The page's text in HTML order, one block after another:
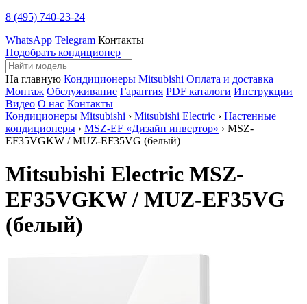
8 (495) 740-23-24
WhatsApp Telegram Контакты
Подобрать кондиционер
На главную Кондиционеры Mitsubishi Оплата и доставка
Монтаж Обслуживание Гарантия PDF каталоги Инструкции
Видео О нас Контакты
Кондиционеры Mitsubishi › Mitsubishi Electric › Настенные
кондиционеры › MSZ-EF «Дизайн инвертор» › MSZ-
EF35VGKW / MUZ-EF35VG (белый)
Mitsubishi Electric MSZ-
EF35VGKW / MUZ-EF35VG
(белый)